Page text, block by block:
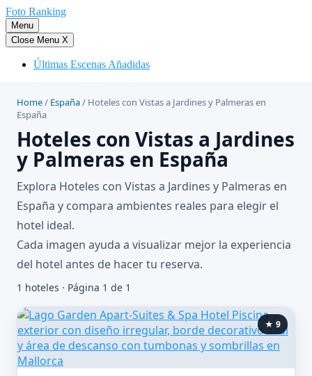
Saltar
al
contenido
Foto Ranking
Menu
Close Menu X
Últimas Escenas Añadidas
Home/ España/ Hoteles con Vistas a Jardines y Palmeras en
España
Hoteles con Vistas a Jardines
y Palmeras en España
Explora Hoteles con Vistas a Jardines y Palmeras en
España y compara ambientes reales para elegir el
hotel ideal.
Cada imagen ayuda a visualizar mejor la experiencia
del hotel antes de hacer tu reserva.
1 hoteles · Página 1 de 1
★ 9